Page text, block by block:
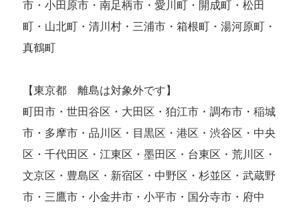
市・小田原市・南足柄市・愛川町・開成町・松田
町・山北町・清川村・三浦市・箱根町・湯河原町・
真鶴町
【東京都 離島は対象外です】
町田市・世田谷区・大田区・狛江市・調布市・稲城
市・多摩市・品川区・目黒区・港区・渋谷区・中央
区・千代田区・江東区・墨田区・台東区・荒川区・
文京区・豊島区・新宿区・中野区・杉並区・武蔵野
市・三鷹市・小金井市・小平市・国分寺市・府中